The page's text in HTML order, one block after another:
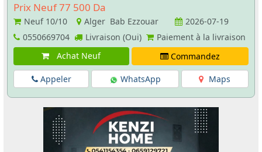
Prix Neuf 77 500 Da
Neuf 10/10 Alger Bab Ezzouar
2026-07-19
0550669704
Livraison (Oui)
Paiement à la livraison
Achat Neuf
Commandez
Appeler WhatsApp Maps